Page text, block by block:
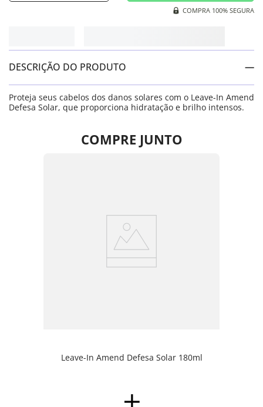
COMPRA 100% SEGURA
DESCRIÇÃO DO PRODUTO
Proteja seus cabelos dos danos solares com o Leave-In Amend
Defesa Solar, que proporciona hidratação e brilho intensos.
COMPRE JUNTO
Leave-In Amend Defesa Solar 180ml